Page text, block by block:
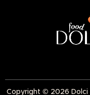
Copyright © 2026 Dolci